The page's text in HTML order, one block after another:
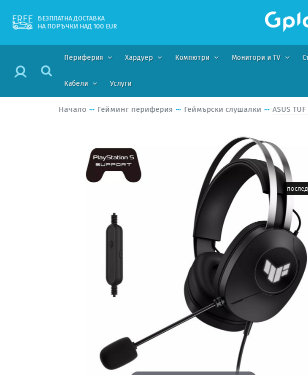
БЕЗПЛАТНА ДОСТАВКА
НА ПОРЪЧКИ НАД 100 EUR
Периферия Хардуер Компютри Монитори и TV
Кабели Услуги
Начало Гейминг периферия Геймърски слушалки ASUS